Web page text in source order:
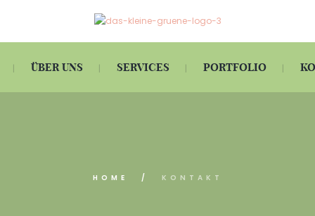
ÜBER UNS SERVICES PORTFOLIO
HOME KONTAKT